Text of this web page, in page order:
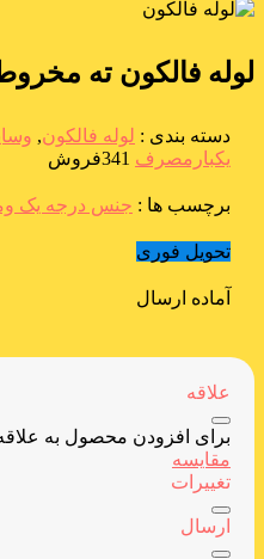
لوله فالکون ته
دسته بندی : لوله فالکون,
یکبارمصرف 341فروش
برچسب ها : جنس درجه یک
تحویل فوری
آماده ارسال
علاقه
برای افزودن محصول به
مقایسه
تغییرات
ارسال